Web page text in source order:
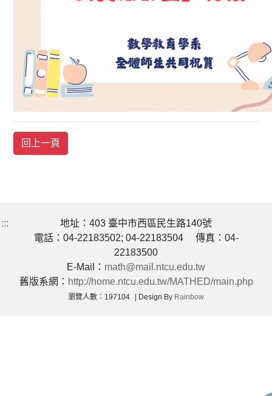
:::
地址：403 臺中市西區民生路140號
電話：04-22183502; 04-22183504 傳真：04-
22183500
E-Mail： math@mail.ntcu.edu.tw
舊版系網： http://home.ntcu.edu.tw/MATHED/main.php
瀏覽人數：197104 Design By Rainbow